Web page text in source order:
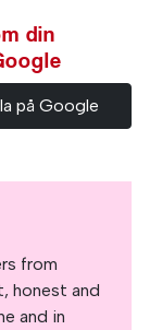
din
på Google
from
honest and
and in